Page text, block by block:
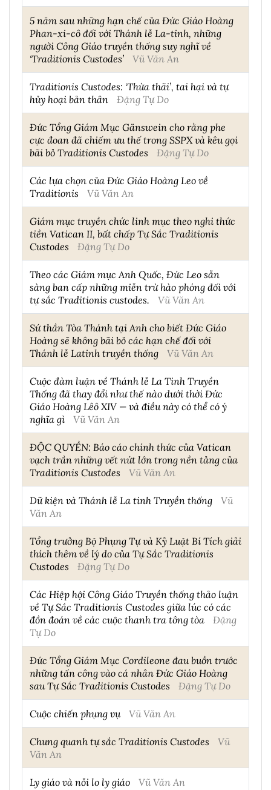
5 năm sau những hạn chế của Đức Giáo Hoàng
Phan-xi-cô đối với Thánh lễ La-tinh, những
người Công Giáo truyền thống suy nghĩ về
‘Traditionis Custodes’
Vũ Văn An
Traditionis Custodes: ‘Thừa thãi’, tai hại và tự
hủy hoại bản thân
Đặng Tự Do
Đức Tổng Giám Mục Gänswein cho rằng phe
cực đoan đã chiếm ưu thế trong SSPX và kêu gọi
bãi bỏ Traditionis Custodes
Đặng Tự Do
Các lựa chọn của Đức Giáo Hoàng Leo về
Traditionis
Vũ Văn An
Giám mục truyền chức linh mục theo nghi thức
tiền Vatican II, bất chấp Tự Sắc Traditionis
Custodes
Đặng Tự Do
Theo các Giám mục Anh Quốc, Đức Leo sẵn
sàng ban cấp những miễn trừ hào phóng đối với
tự sắc Traditionis custodes.
Vũ Văn An
Sứ thần Tòa Thánh tại Anh cho biết Đức Giáo
Hoàng sẽ không bãi bỏ các hạn chế đối với
Thánh lễ Latinh truyền thống
Vũ Văn An
Cuộc đàm luận về Thánh lễ La Tinh Truyền
Thống đã thay đổi như thế nào dưới thời Đức
Giáo Hoàng Lêô XIV — và điều này có thể có ý
nghĩa gì
Vũ Văn An
ĐỘC QUYỀN: Báo cáo chính thức của Vatican
vạch trần những vết nứt lớn trong nền tảng của
Traditionis Custodes
Vũ Văn An
Dữ kiện và Thánh lễ La tinh Truyền thống
Vũ
Văn An
Tổng trưởng Bộ Phụng Tự và Kỷ Luật Bí Tích giải
thích thêm về lý do của Tự Sắc Traditionis
Custodes
Đặng Tự Do
Các Hiệp hội Công Giáo Truyền thống thảo luận
về Tự Sắc Traditionis Custodes giữa lúc có các
đồn đoán về các cuộc thanh tra tông tòa
Đặng
Tự Do
Đức Tổng Giám Mục Cordileone đau buồn trước
những tấn công vào cá nhân Đức Giáo Hoàng
sau Tự Sắc Traditionis Custodes
Đặng Tự Do
Cuộc chiến phụng vụ Vũ Văn An
Chung quanh tự sắc Traditionis Custodes
Vũ
Văn An
Ly giáo và nỗi lo ly giáo Vũ Văn An